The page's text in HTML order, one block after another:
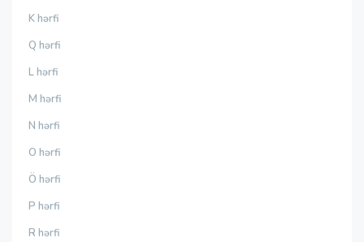
K hərfi
Q hərfi
L hərfi
M hərfi
N hərfi
O hərfi
Ö hərfi
P hərfi
R hərfi